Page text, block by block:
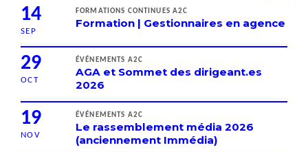
14
SEP
FORMATIONS CONTINUES A2C
Formation | Gestionnaires en agence
29
OCT
ÉVÉNEMENTS A2C
AGA et Sommet des dirigeant.es
2026
19
NOV
ÉVÉNEMENTS A2C
Le rassemblement média 2026
(anciennement Immédia)